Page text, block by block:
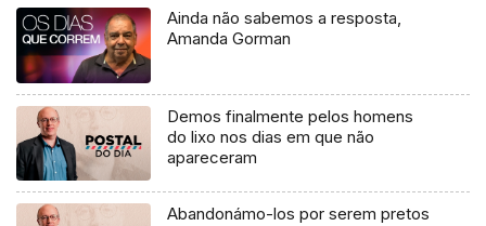
Ainda não sabemos a resposta,
Amanda Gorman
Demos finalmente pelos homens
do lixo nos dias em que não
apareceram
Abandonámo-los por serem pretos